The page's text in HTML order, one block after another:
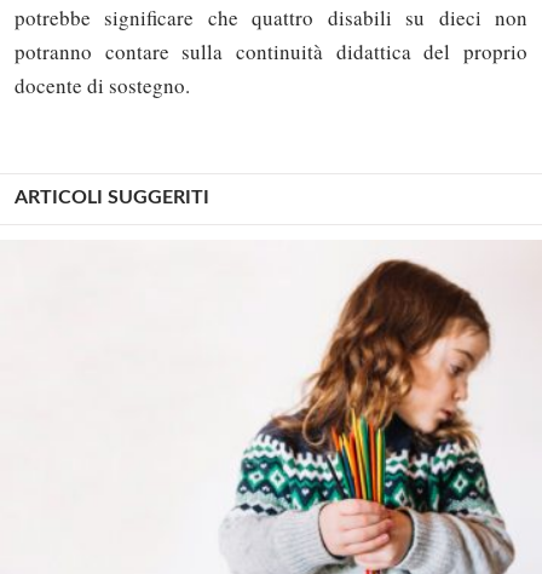
potrebbe significare che quattro disabili su dieci non
potranno contare sulla continuità didattica del proprio
docente di sostegno.
ARTICOLI SUGGERITI